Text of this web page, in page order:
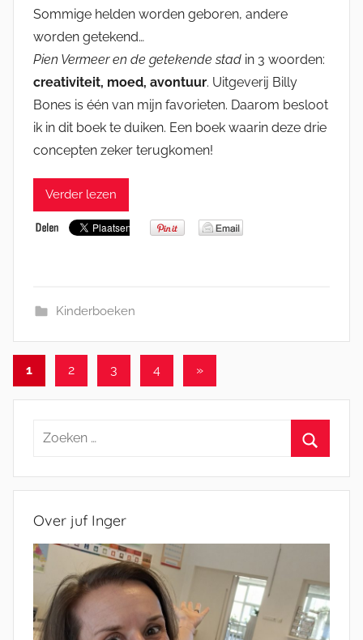
Sommige helden worden geboren, andere
worden getekend…
Pien Vermeer en de getekende stad in 3 woorden:
creativiteit, moed, avontuur. Uitgeverij Billy
Bones is één van mijn favorieten. Daarom besloot
ik in dit boek te duiken. Een boek waarin deze drie
concepten zeker terugkomen!
Verder lezen
Kinderboeken
Berichten
paginering
1 2 3 4
Volgende
»
Zoeken
Over juf Inger